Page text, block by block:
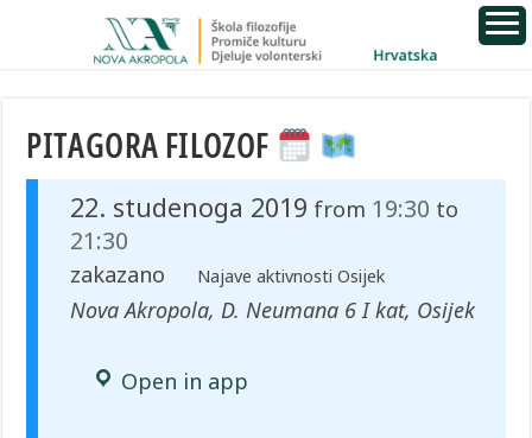
PITAGORA FILOZOF
22. studenoga 2019 from 19:30 to
21:30
zakazano Najave aktivnosti Osijek
Nova Akropola, D. Neumana 6 I kat, Osijek
Open in app